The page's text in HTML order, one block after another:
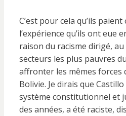
C’est pour cela qu’ils
l’expérience qu’ils ont eue
raison du racisme dirigé,
secteurs les plus pauvres
affronter les mêmes forces
Bolivie. Je dirais que
système constitutionnel et
des années, a été raciste,